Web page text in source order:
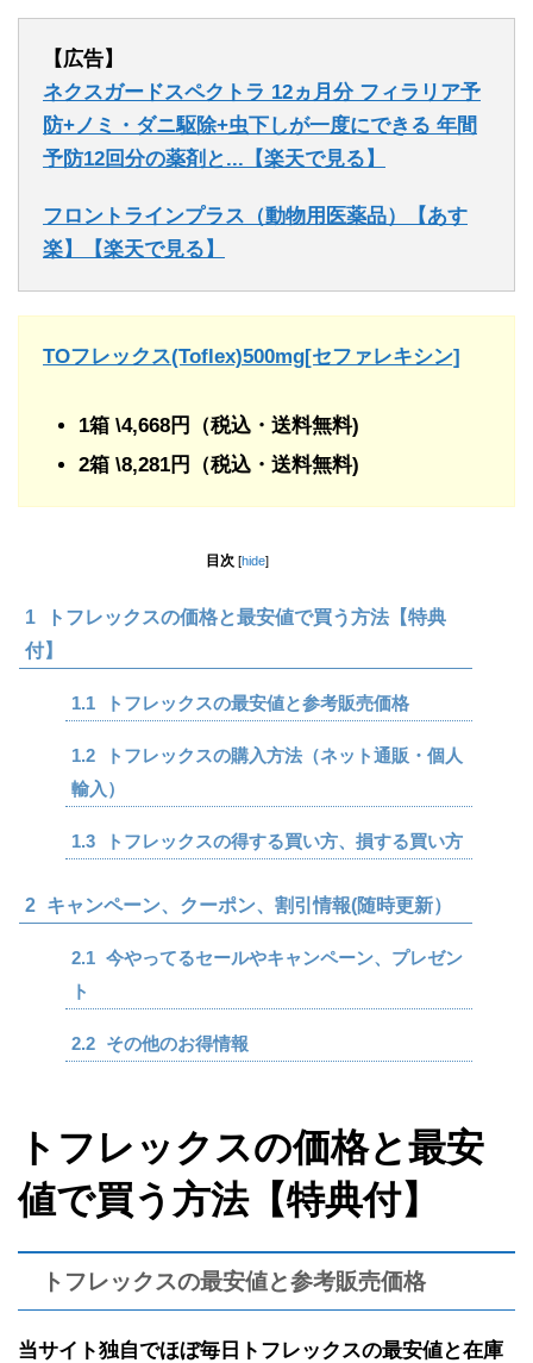
【広告】
ネクスガードスペクトラ 12ヵ月分 フィラリア予
防+ノミ・ダニ駆除+虫下しが一度にできる 年間
予防12回分の薬剤と...【楽天で見る】
フロントラインプラス（動物用医薬品）【あす
楽】【楽天で見る】
TOフレックス(Toflex)500mg[セファレキシン]
1箱 \4,668円（税込・送料無料)
2箱 \8,281円（税込・送料無料)
目次 [hide]
1
トフレックスの価格と最安値で買う方法【特典
付】
1.1 トフレックスの最安値と参考販売価格
1.2
トフレックスの購入方法（ネット通販・個人
輸入）
1.3 トフレックスの得する買い方、損する買い方
2 キャンペーン、クーポン、割引情報(随時更新）
2.1 今やってるセールやキャンペーン、プレゼン
ト
2.2 その他のお得情報
トフレックスの価格と最安
値で買う方法【特典付】
トフレックスの最安値と参考販売価格
当サイト独自でほぼ毎日トフレックスの最安値と在庫